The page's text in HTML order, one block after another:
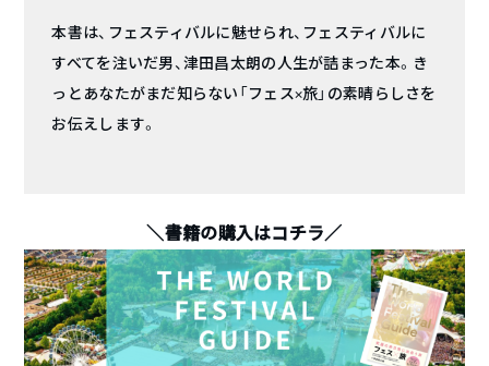
本書は、フェスティバルに魅せられ、フェスティバルに
すべてを注いだ男、津田昌太朗の人生が詰まった本。き
っとあなたがまだ知らない「フェス×旅」の素晴らしさを
お伝えします。
＼書籍の購入はコチラ／